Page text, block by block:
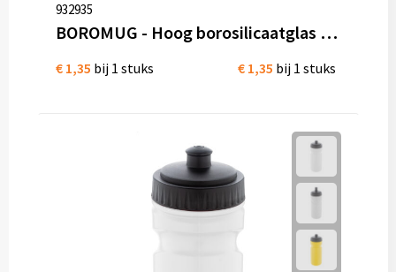
932935
BOROMUG - Hoog borosilicaatglas 300ml
€ 1,35 bij 1 stuks € 1,35 bij 1 stuks